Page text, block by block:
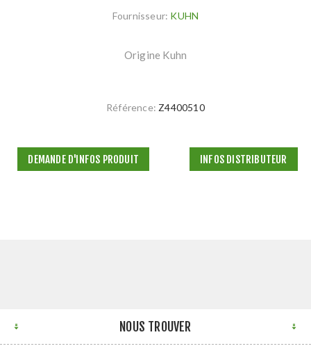
Fournisseur: KUHN
Origine Kuhn
Référence: Z4400510
DEMANDE D'INFOS PRODUIT INFOS DISTRIBUTEUR
NOUS TROUVER